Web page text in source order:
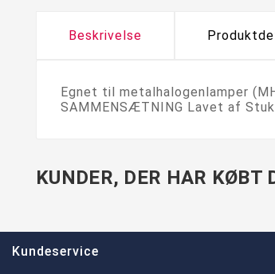
Beskrivelse
Egnet til metalhalogenlamper
SAMMENSÆTNING Lavet af
KUNDER, DER HAR KØBT
Kundeservice